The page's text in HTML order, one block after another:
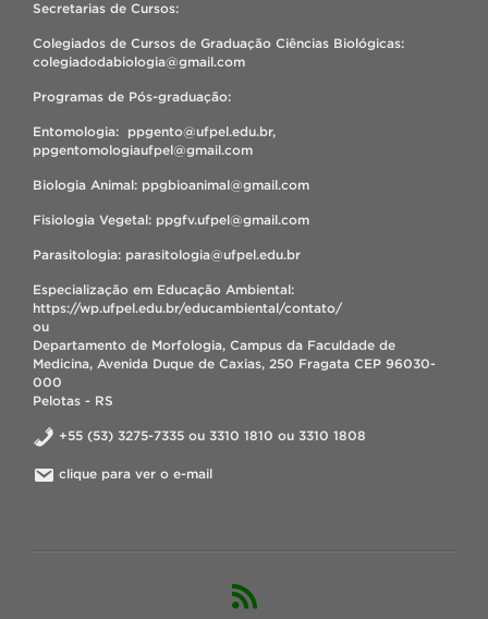
Secretarias de Cursos:
Colegiados de Cursos de Graduação Ciências Biológicas:
colegiadodabiologia@gmail.com
Programas de Pós-graduação:
Entomologia: ppgento@ufpel.edu.br,
ppgentomologiaufpel@gmail.com
Biologia Animal: ppgbioanimal@gmail.com
Fisiologia Vegetal: ppgfv.ufpel@gmail.com
Parasitologia: parasitologia@ufpel.edu.br
Especialização em Educação Ambiental:
https://wp.ufpel.edu.br/educambiental/contato/
ou
Departamento de Morfologia, Campus da Faculdade de
Medicina, Avenida Duque de Caxias, 250 Fragata CEP 96030-
000
Pelotas - RS
+55 (53) 3275-7335 ou 3310 1810 ou 3310 1808
clique para ver o e-mail